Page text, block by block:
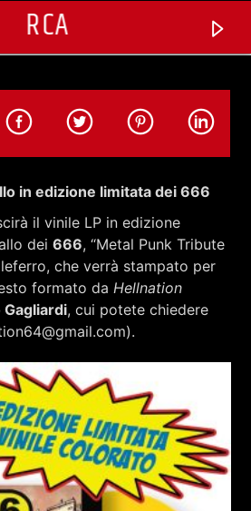
RCA
in edizione limitata dei 666
il vinile LP in edizione
dei666, “Metal Punk Tribute
che verrà stampato per
formato da Hellnation
, cui potete chiedere